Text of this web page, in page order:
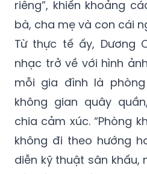
rằng trong nhịp sống
dường như đang sống
riêng”, khiến khoảng
bà, cha mẹ và con cái
Từ thực tế ấy, Dương
nhạc trở về với hình
mỗi gia đình là
không gian quây
chia cảm xúc. “Phòng